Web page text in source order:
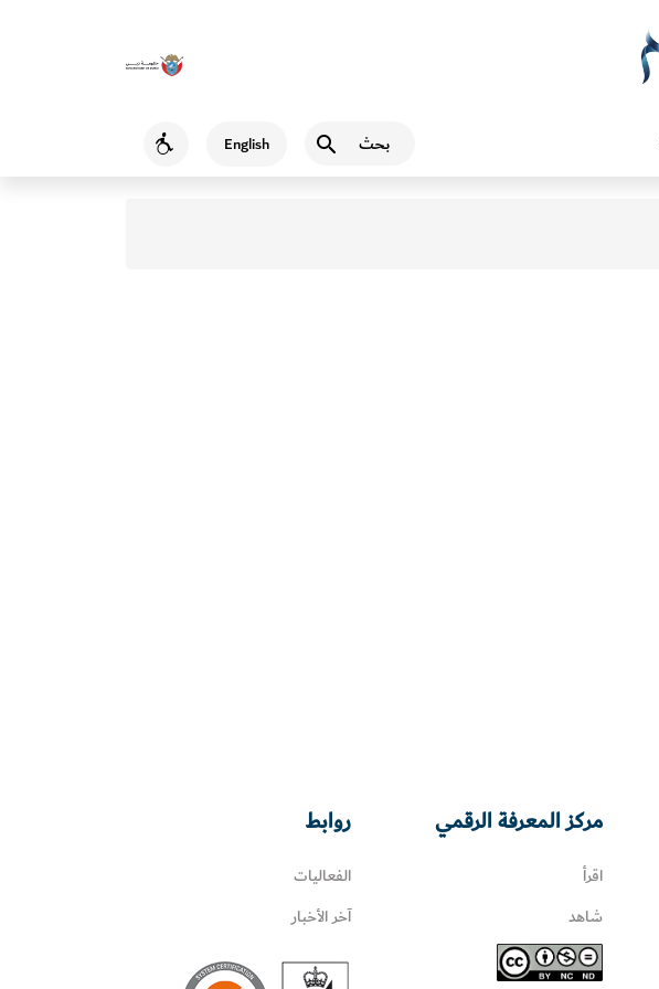
English
Accessibility
مركز المعرفة الرقمي
اقرأ
شاهد
روابط
الفعاليات
آخر الأخبار